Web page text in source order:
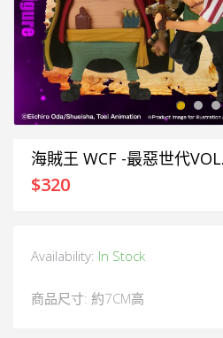
海賊王 WCF -最惡世代
$320
Availability: In Stock
商品尺寸: 約7CM高